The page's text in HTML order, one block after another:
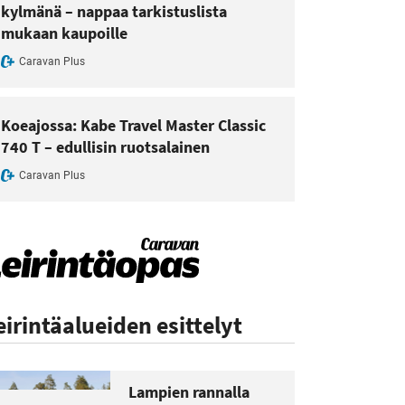
kylmänä – nappaa tarkistuslista
mukaan kaupoille
Caravan Plus
Koeajossa: Kabe Travel Master Classic
740 T – edullisin ruotsalainen
Caravan Plus
esittelyt
Lampien rannalla